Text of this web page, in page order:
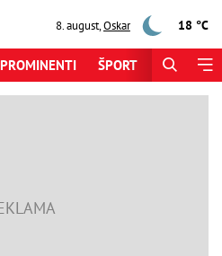
8. august,Oskar 18 °C
PROMINENTI ŠPORT